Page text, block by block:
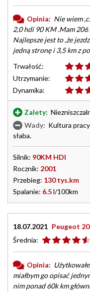
Opinia: Nie wiem
2,0 hdi 90 KM .Mam
Najlepsze jest to ,że
jedną stronę i 3,5 km z
Trwałość:
Utrzymanie:
Dynamika:
Zalety:
Wady: Kultura
słaba.
Silnik: 90KM HDI
Rocznik: 2001
Przebieg: 130 tys.km
Spalanie: 6.5l/100km
18.07.2021 Peugeot
Średnia:
Opinia:
miałbym go opisać
nim ponad 60k km